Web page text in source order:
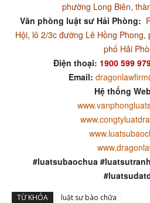
phường Long Biên,
Văn phòng luật sư Hải Phòng:
Hội, lô 2/3c đường Lê Hồng
phố Hải
Điện thoại: 1900 599
Email:
Hệ thống
#luatsubaochua
TỪ KHÓA luật sư bào chữa